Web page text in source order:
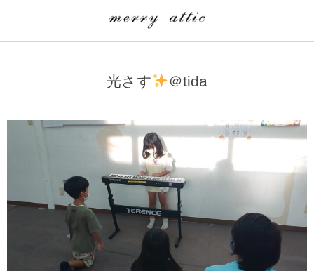
光さす ＠tida
merry attic ミュージッククラス